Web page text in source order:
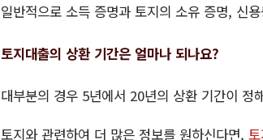
일반적으로 소득 증명과 토지의 소유 증명, 신
토지대출의 상환 기간은 얼마나 되나요?
대부분의 경우 5년에서 20년의 상환 기간이 정
토지와 관련하여 더 많은 정보를 원하신다면,